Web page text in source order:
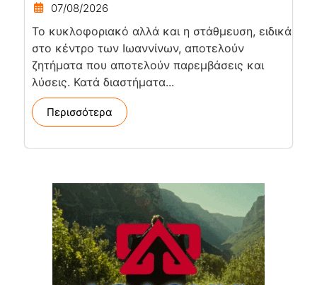
07/08/2026
Το κυκλοφοριακό αλλά και η στάθμευση, ειδικά
στο κέντρο των Ιωαννίνων, αποτελούν
ζητήματα που αποτελούν παρεμβάσεις και
λύσεις. Κατά διαστήματα...
Περισσότερα